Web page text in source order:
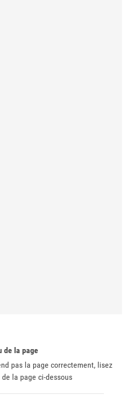
de la page
pas la page correctement, lisez
la page ci-dessous